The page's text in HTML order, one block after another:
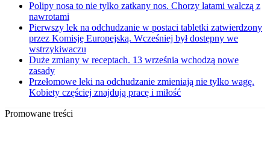
Polipy nosa to nie tylko zatkany nos. Chorzy latami walczą z
nawrotami
Pierwszy lek na odchudzanie w postaci tabletki zatwierdzony
przez Komisję Europejską. Wcześniej był dostępny we
wstrzykiwaczu
Duże zmiany w receptach. 13 września wchodzą nowe
zasady
Przełomowe leki na odchudzanie zmieniają nie tylko wagę.
Kobiety częściej znajdują pracę i miłość
Promowane treści